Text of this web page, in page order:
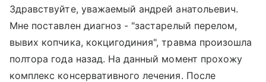
Здравствуйте, уважаемый андрей анатольевич.
Мне поставлен диагноз - "застарелый перелом,
вывих копчика, кокцигодиния", травма произошла
полтора года назад. На данный момент прохожу
комплекс консервативного лечения. После